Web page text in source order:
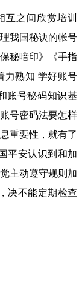
互之间欣赏培训
我国秘诀的帐号
秘暗印》《手指
力熟知 学好账号
账号秘码知识基
号密码法要怎样
重要性，就有了
平安认识到和加
主动遵守规则加
决不能定期检查